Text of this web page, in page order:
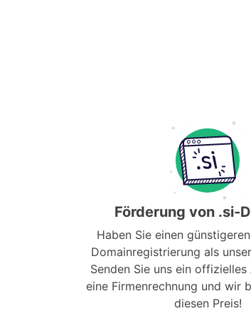
Förderung von .si-
Haben Sie einen
Domainregistrierung als
Senden Sie uns ein
eine Firmenrechnung und wir
diesen Preis!